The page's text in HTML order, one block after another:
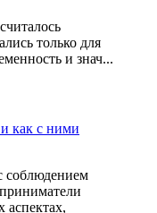
только для
и знач...
соблюдением